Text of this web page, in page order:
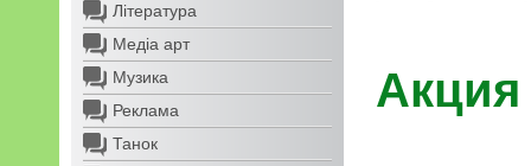
Література
Медіа арт
Музика
Реклама
Танок